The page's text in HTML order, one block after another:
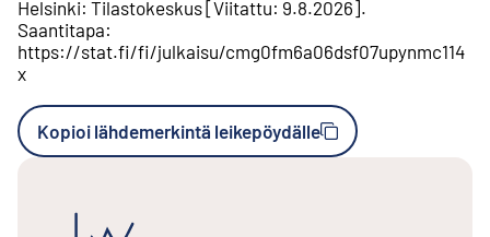
Helsinki: Tilastokeskus [Viitattu: 9.8.2026].
Saantitapa:
https://stat.fi/fi/julkaisu/cmg0fm6a06dsf07upynmc114
x
Kopioi lähdemerkintä leikepöydälle